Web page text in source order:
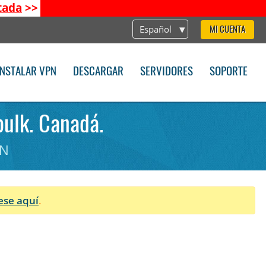
>>
Español MI CUENTA
INSTALAR VPN DESCARGAR SERVIDORES SOPORTE
Canadá.
aquí.